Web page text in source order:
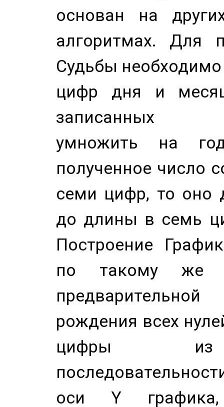
основан на
алгоритмах. Для
Судьбы
цифр дня и
записанных
умножить на
полученное число
семи цифр, то оно
до длины в семь
Построение
по такому же
рождения всех
цифры из
оси Y